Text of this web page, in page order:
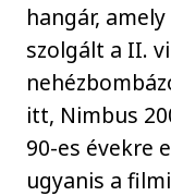
hangár,
szolgált a II.
itt, Nimbus
90-es évekre
ugyanis a